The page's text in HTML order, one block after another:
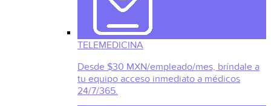
TELEMEDICINA
Desde $30 MXN/empleado/mes, bríndale a
tu equipo acceso inmediato a médicos
24/7/365.